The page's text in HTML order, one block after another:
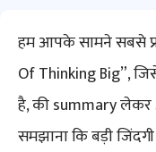
हम आपके सामने सबसे
Of Thinking Big”,
है, की summary लेकर
समझाना कि बड़ी